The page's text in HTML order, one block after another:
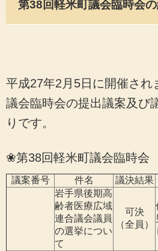
第38回軽米町議会臨時会
平成27年2月5日に開催され
議会臨時会の提出議案及び
りです。
❀第38回軽米町議会臨時会
議案番号 件名 議決結果
岩手県後期高
齢者医療広域
連合議会議員
の選挙につい
て
可決
（全員）